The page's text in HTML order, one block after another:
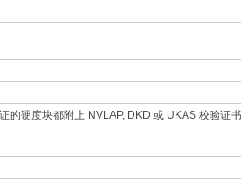
硬度块都附上 NVLAP, DKD 或 UKAS 校验证书